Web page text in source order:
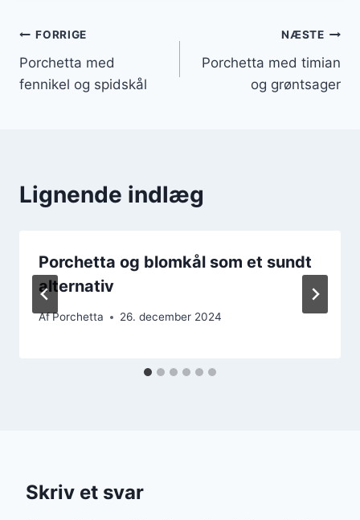
Indlægsnavigation
FORRIGE
Porchetta med
fennikel og spidskål
NÆSTE
Porchetta med timian
og grøntsager
Lignende indlæg
Porchetta og blomkål som et sundt
alternativ
AfPorchetta 26. december 2024
Skriv et svar